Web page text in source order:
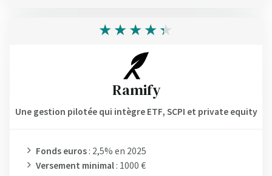
Ramify
Une gestion pilotée qui intègre ETF, SCPI et private equity
Fonds euros : 2,5% en 2025
Versement minimal : 1000 €